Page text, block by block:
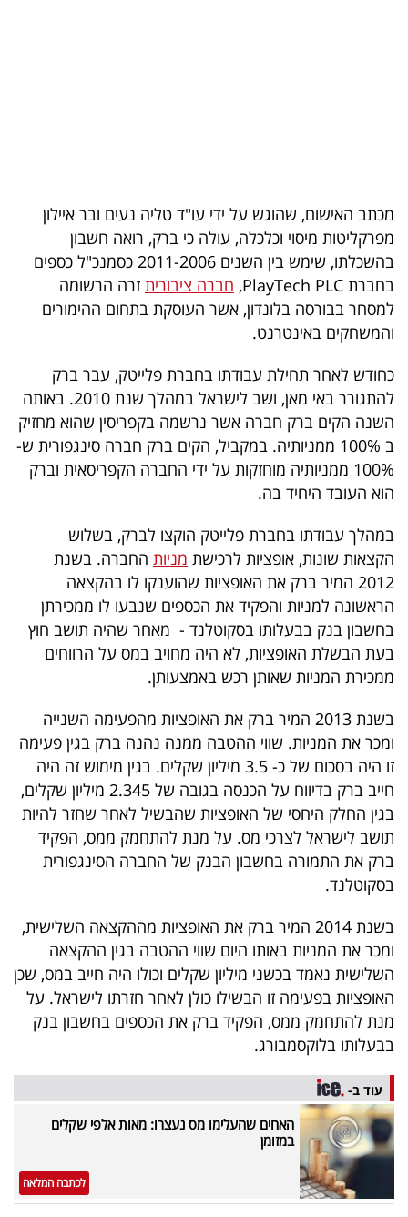
5
המילון
הכלכלי
פודקאסט
40
UNDER
40
שיתופי
דרושים
ניוזלטרים
מייל
אדום
פרסמו
באייס
עקבו
אחרינו:
מכתב האישום, שהוגש על ידי עו"ד טליה נעים ובר איילון
מפרקליטות מיסוי וכלכלה, עולה כי ברק, רואה חשבון
בהשכלתו, שימש בין השנים 2011-2006 כסמנכ"ל כספים
בחברת PlayTech PLC,
חברה ציבורית זרה הרשומה
למסחר בבורסה בלונדון, אשר העוסקת בתחום ההימורים
והמשחקים באינטרנט.
כחודש לאחר תחילת עבודתו בחברת פלייטק, עבר ברק
להתגורר באי מאן, ושב לישראל במהלך שנת 2010. באותה
השנה הקים ברק חברה אשר נרשמה בקפריסין שהוא מחזיק
ב 100% ממניותיה. במקביל, הקים ברק חברה סינגפורית ש-
100% ממניותיה מוחזקות על ידי החברה הקפריסאית וברק
הוא העובד היחיד בה.
במהלך עבודתו בחברת פלייטק הוקצו לברק, בשלוש
הקצאות שונות, אופציות לרכישת מניות החברה. בשנת
2012 המיר ברק את האופציות שהוענקו לו בהקצאה
הראשונה למניות והפקיד את הכספים שנבעו לו ממכירתן
בחשבון בנק בבעלותו בסקוטלנד - מאחר שהיה תושב חוץ
בעת הבשלת האופציות, לא היה מחויב במס על הרווחים
ממכירת המניות שאותן רכש באמצעותן.
בשנת 2013 המיר ברק את האופציות מהפעימה השנייה
ומכר את המניות. שווי ההטבה ממנה נהנה ברק בגין פעימה
זו היה בסכום של כ- 3.5 מיליון שקלים. בגין מימוש זה היה
חייב ברק בדיווח על הכנסה בגובה של 2.345 מיליון שקלים,
בגין החלק היחסי של האופציות שהבשיל לאחר שחזר להיות
תושב לישראל לצרכי מס. על מנת להתחמק ממס, הפקיד
ברק את התמורה בחשבון הבנק של החברה הסינגפורית
בסקוטלנד.
בשנת 2014 המיר ברק את האופציות מההקצאה השלישית,
ומכר את המניות באותו היום שווי ההטבה בגין ההקצאה
השלישית נאמד בכשני מיליון שקלים וכולו היה חייב במס, שכן
האופציות בפעימה זו הבשילו כולן לאחר חזרתו לישראל. על
מנת להתחמק ממס, הפקיד ברק את הכספים בחשבון בנק
בבעלותו בלוקסמבורג.
עוד ב-
האחים שהעלימו מס נעצרו: מאות אלפי שקלים
במזומן
לכתבה המלאה